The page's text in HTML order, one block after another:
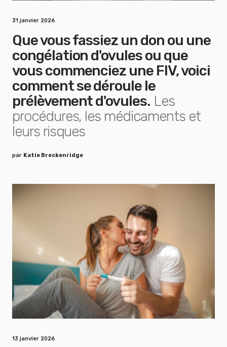
31 janvier 2026
Que vous fassiez un don ou une
congélation d'ovules ou que
vous commenciez une FIV, voici
comment se déroule le
prélèvement d'ovules. Les
procédures, les médicaments et
leurs risques
par Katie Breckenridge
13 janvier 2026